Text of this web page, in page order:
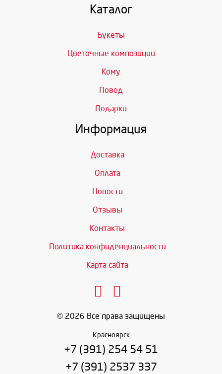
Каталог
Букеты
Цветочные композиции
Кому
Повод
Подарки
Информация
Доставка
Оплата
Новости
Отзывы
Контакты
Политика конфиденциальности
Карта сайта
© 2026 Все права защищены
Красноярск
+7 (391) 254 54 51
+7 (391) 2537 337